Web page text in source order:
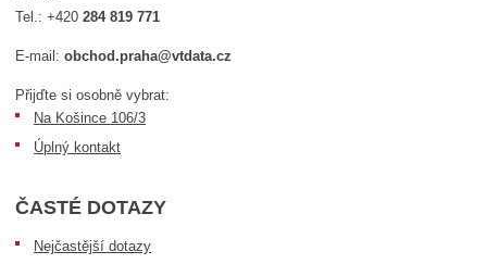
Tel.:+420284 819 771
E-mail:obchod.praha@vtdata.cz
Přijďte si osobně vybrat:
Na Košince 106/3
Úplný kontakt
ČASTÉ DOTAZY
Nejčastější dotazy